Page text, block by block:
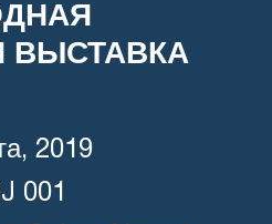
ВЫСТАВКА
2019
001